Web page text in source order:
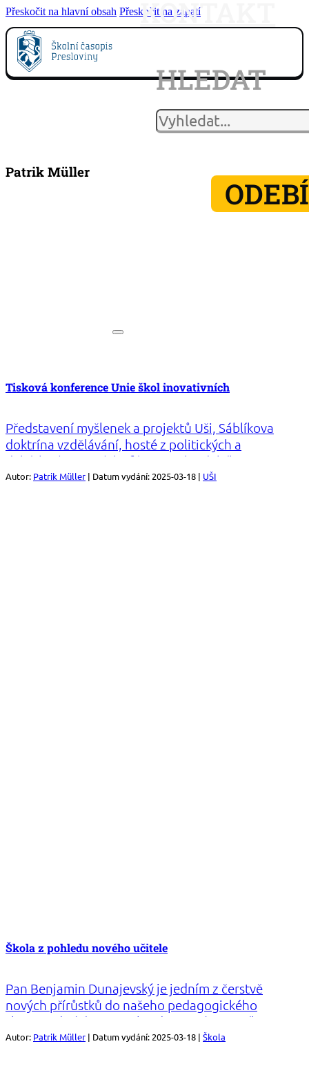
Přeskočit na hlavní obsah Přeskočit na zápatí
KONTAKT
HLEDAT
Patrik Müller
Tisková konference Unie škol inovativních
Představení myšlenek a projektů Uši, Sáblíkova
doktrína vzdělávání, hosté z politických a
dalších významných sfér a mnoho dalšího, to
byla tisková konference Uši.
Autor: Patrik Müller | Datum vydání: 2025-03-18 | UŠI
Škola z pohledu nového učitele
Pan Benjamin Dunajevský je jedním z čerstvě
nových přírůstků do našeho pedagogického
sboru. Od září vyučuje hardware část prvního a
druhého ročníku. Zároveň je také absolventem
Autor: Patrik Müller | Datum vydání: 2025-03-18 | Škola